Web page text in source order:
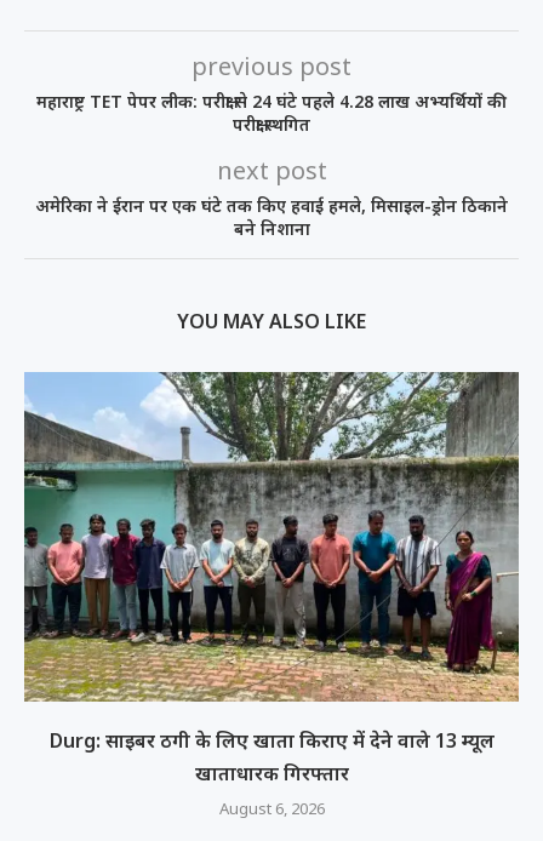
previous post
महाराष्ट्र TET पेपर लीक: परीक्षा से 24 घंटे पहले 4.28 लाख अभ्यर्थियों की
परीक्षा स्थगित
next post
अमेरिका ने ईरान पर एक घंटे तक किए हवाई हमले, मिसाइल-ड्रोन ठिकाने
बने निशाना
YOU MAY ALSO LIKE
Durg: साइबर ठगी के लिए खाता किराए में देने वाले 13 म्यूल
खाताधारक गिरफ्तार
August 6, 2026